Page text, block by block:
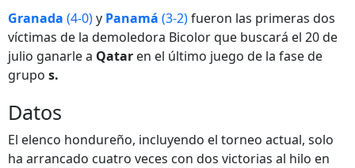
Granada (4-0)y Panamá (3-2)fueron las primeras dos
víctimas de la demoledora Bicolor que buscará el 20 de
julio ganarle a Qatar en el último juego de la fase de
grupo s.
Datos
El elenco hondureño, incluyendo el torneo actual, solo
ha arrancado cuatro veces con dos victorias al hilo en